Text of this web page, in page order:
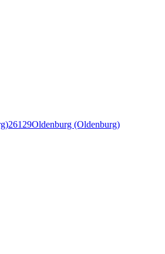
26129Oldenburg (Oldenburg)